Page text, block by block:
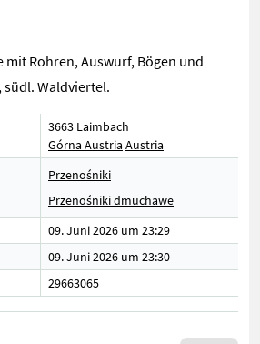
mit Rohren, Auswurf, Bögen und
südl. Waldviertel.
3663 Laimbach
Górna Austria Austria
Przenośniki
Przenośniki dmuchawe
09. Juni 2026 um 23:29
09. Juni 2026 um 23:30
29663065